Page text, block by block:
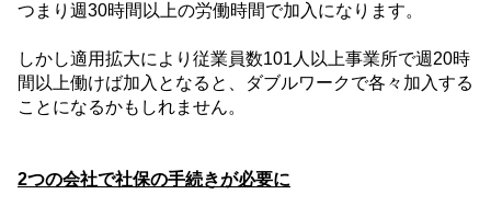
つまり週30時間以上の労働時間で加入になります。
しかし適用拡大により従業員数101 人以上事業所で週 20時
間以上働けば加入となると、ダブルワークで各々加入する
ことになるかもしれません。
2つの会社で社保の手続きが必要に